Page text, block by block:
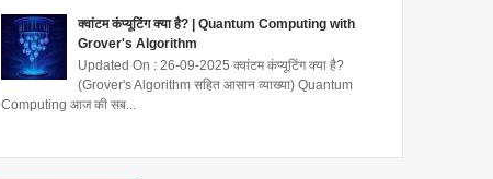
क्वांटम कंप्यूटिंग क्या है? | Quantum Computing with
Grover's Algorithm
Updated On : 26-09-2025 क्वांटम कंप्यूटिंग क्या है?
(Grover's Algorithm सहित आसान व्याख्या) Quantum
Computing आज की सब...